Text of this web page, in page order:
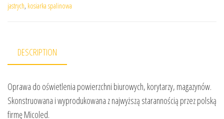
jastrych, kosiarka spalinowa
DESCRIPTION
Oprawa do oświetlenia powierzchni biurowych, korytarzy, magazynów.
Skonstruowana i wyprodukowana z najwyższą starannością przez polską
firmę Micoled.